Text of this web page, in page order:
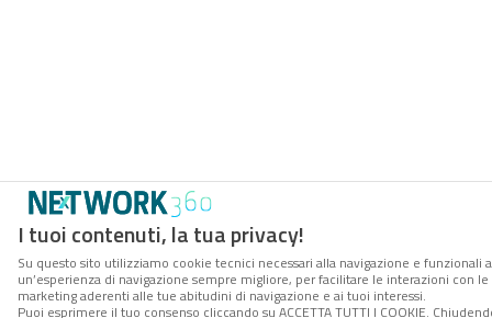
I tuoi contenuti, la tua privacy!
Su questo sito utilizziamo cookie tecnici necessari alla navigazione e
un’esperienza di navigazione sempre migliore, per facilitare le interazioni con
marketing aderenti alle tue abitudini di navigazione e ai tuoi interessi.
Puoi esprimere il tuo consenso cliccando su ACCETTA TUTTI I COOKIE.